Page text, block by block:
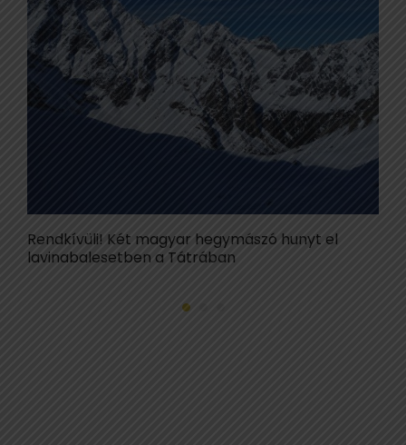
Rendkívüli! Két magyar hegymászó hunyt el
lavinabalesetben a Tátrában